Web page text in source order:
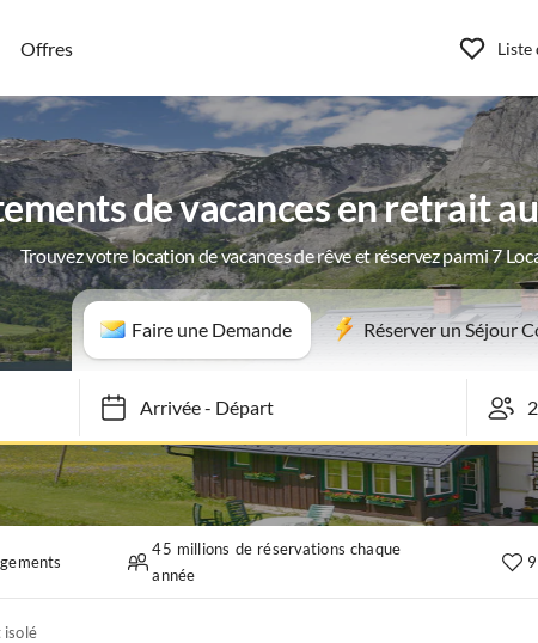
Offres Liste
de vacances en retrait
Trouvez votre location de vacances de rêve et réservez parmi 7
Faire une Demande Réserver un Séjour
Arrivée-Départ
45 millions de réservations chaque
année
isolé